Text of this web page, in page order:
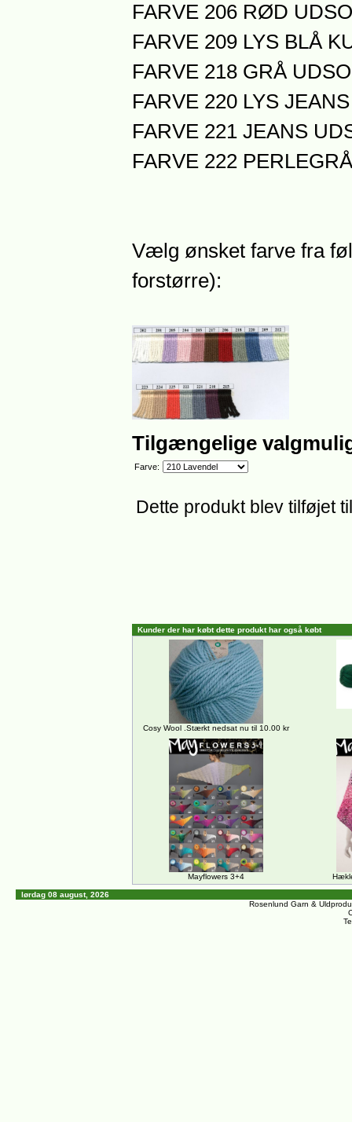
FARVE 206 RØD
FARVE 209 LYS BLÅ
FARVE 218 GRÅ
FARVE 220 LYS
FARVE 221 JEANS
FARVE 222
Vælg ønsket farve fra
forstørre):
Tilgængelige
Farve:
Dette produkt blev tilføjet
Kunder der har købt dette produkt har også købt
Cosy Wool .Stærkt nedsat nu til 10.00 kr
Mayflowers 3+4
lørdag 08 august, 2026
Rosenlund Garn &